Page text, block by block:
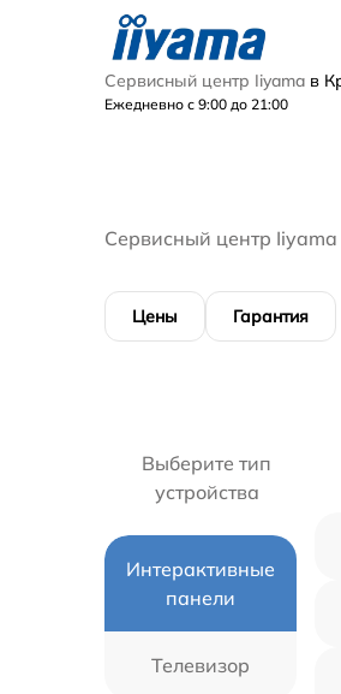
Сервисный центр Iiyama в
Ежедневно с 9:00 до 21:00
Сервисный центр Iiyama
Цены Гарантия
Выберите тип
устройства
Интерактивные
панели
Телевизор